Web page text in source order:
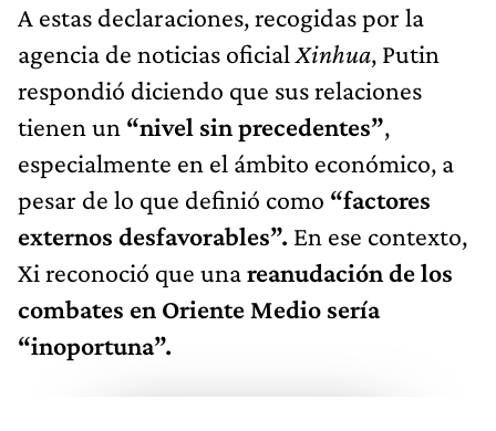
A estas declaraciones, recogidas por la
agencia de noticias oficial Xinhua, Putin
respondió diciendo que sus relaciones
tienen un “nivel sin precedentes”,
especialmente en el ámbito económico, a
pesar de lo que definió como “factores
externos desfavorables”. En ese contexto,
Xi reconoció que unareanudación de los
combates en Oriente Medio sería
“inoportuna”.